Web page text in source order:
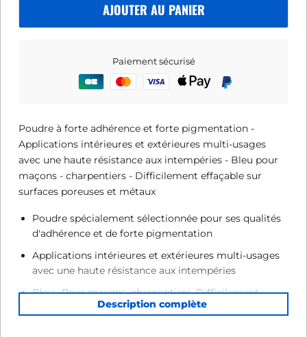
AJOUTER AU PANIER
Paiement sécurisé
Poudre à forte adhérence et forte pigmentation -
Applications intérieures et extérieures multi-usages
avec une haute résistance aux intempéries - Bleu pour
maçons - charpentiers - Difficilement effaçable sur
surfaces poreuses et métaux
Poudre spécialement sélectionnée pour ses qualités
d'adhérence et de forte pigmentation
Applications intérieures et extérieures multi-usages
avec une haute résistance aux intempéries
Bleu : Pour maçons, charpentiers. Difficilement
effaçable sur surfaces poreuses et métaux